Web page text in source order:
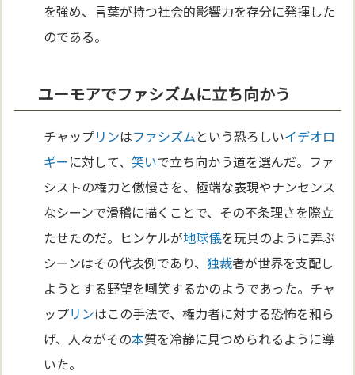
を強め、言葉が持つ社会的影響力を存分に発揮した
のである。
ユーモアでファシズムに立ち向かう
チャップリンはファシズムという恐ろしいイデオロ
ギーに対して、笑いで立ち向かう道を選んだ。ファ
シストの権力と傲慢さを、極端な表現やナンセンス
なシーンで滑稽に描くことで、その不条理さを際立
たせたのだ。ヒンケルが地球儀を玩具のように弄ぶ
シーンはその代表例であり、独裁者が世界を支配し
ようとする野望を嘲笑するかのようであった。チャ
ップリンはこの手法で、権力者に対する恐怖を和ら
げ、人々がその本質を冷静に見つめられるように導
いた。